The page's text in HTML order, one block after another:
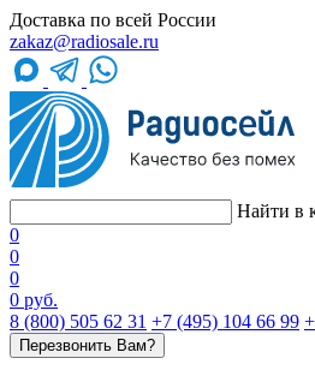
Доставка по всей России
zakaz@radiosale.ru
Найти в
0
0
0
0 руб.
8 (800) 505 62 31 +7 (495) 104 66 99
Перезвонить Вам?